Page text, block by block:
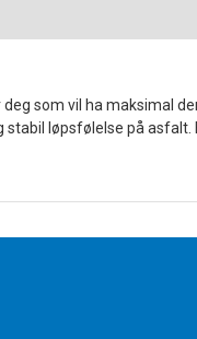
som vil ha maksimal
stabil løpsfølelse på